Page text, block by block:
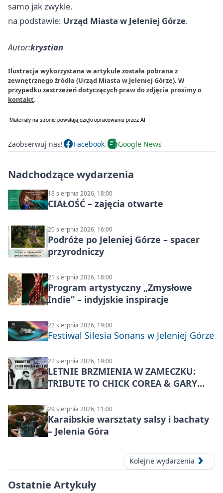
samo jak zwykle.
na podstawie: Urząd Miasta w Jeleniej Górze.
Autor:krystian
Ilustracja wykorzystana w artykule została pobrana z
zewnętrznego źródła (Urząd Miasta w Jeleniej Górze). W
przypadku zastrzeżeń dotyczących praw do zdjęcia prosimy o
kontakt.
Zaobserwuj nas! Facebook Google News
Nadchodzące wydarzenia
18 sierpnia 2026, 18:00
CIAŁOŚĆ – zajęcia otwarte
20 sierpnia 2026, 16:00
Podróże po Jeleniej Górze – spacer
przyrodniczy
21 sierpnia 2026, 18:00
Program artystyczny „Zmysłowe
Indie” – indyjskie inspiracje
22 sierpnia 2026, 19:00
Festiwal Silesia Sonans w Jeleniej Górze
22 sierpnia 2026, 19:00
LETNIE BRZMIENIA W ZAMECZKU:
TRIBUTE TO CHICK COREA & GARY
29 sierpnia 2026, 11:00
Karaibskie warsztaty salsy i bachaty
– Jelenia Góra
Kolejne wydarzenia
Ostatnie Artykuły